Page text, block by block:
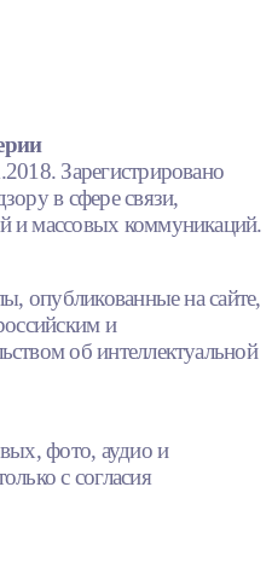
Зарегистрировано
в сфере связи,
и массовых коммуникаций.
опубликованные на сайте,
и
об интеллектуальной
фото, аудио и
с согласия